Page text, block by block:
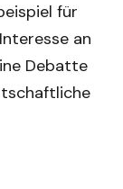
für
an
Debatte